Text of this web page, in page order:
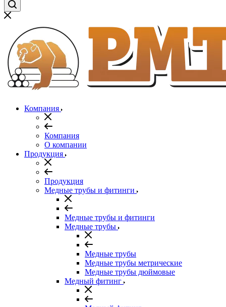
Компания
Компания
О компании
Продукция
Продукция
Медные трубы и фитинги
Медные трубы и фитинги
Медные трубы
Медные трубы
Медные трубы метрические
Медные трубы дюймовые
Медный фитинг